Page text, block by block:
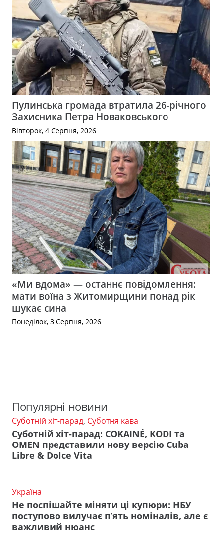
Пулинська громада втратила 26-річного
Захисника Петра Новаковського
Вівторок, 4 Серпня, 2026
«Ми вдома» — останнє повідомлення:
мати воїна з Житомирщини понад рік
шукає сина
Понеділок, 3 Серпня, 2026
Популярні новини
Суботній хіт-парад, Суботня кава
Суботній хіт-парад: COKAINÉ, KODI та
OMEN представили нову версію Cuba
Libre & Dolce Vita
Україна
Не поспішайте міняти ці купюри: НБУ
поступово вилучає п’ять номіналів, але є
важливий нюанс